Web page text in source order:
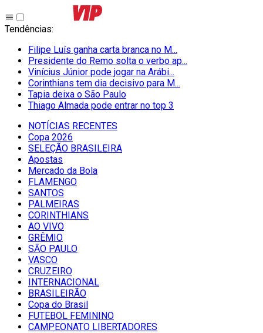
Tendências:
Filipe Luís ganha carta branca no M...
Presidente do Remo solta o verbo ap...
Vinícius Júnior pode jogar na Arábi...
Corinthians tem dia decisivo para M...
Tapia deixa o São Paulo
Thiago Almada pode entrar no top 3
NOTÍCIAS RECENTES
Copa 2026
SELEÇÃO BRASILEIRA
Apostas
Mercado da Bola
FLAMENGO
SANTOS
PALMEIRAS
CORINTHIANS
AO VIVO
GRÊMIO
SĀO PAULO
VASCO
CRUZEIRO
INTERNACIONAL
BRASILEIRÃO
Copa do Brasil
FUTEBOL FEMININO
CAMPEONATO LIBERTADORES